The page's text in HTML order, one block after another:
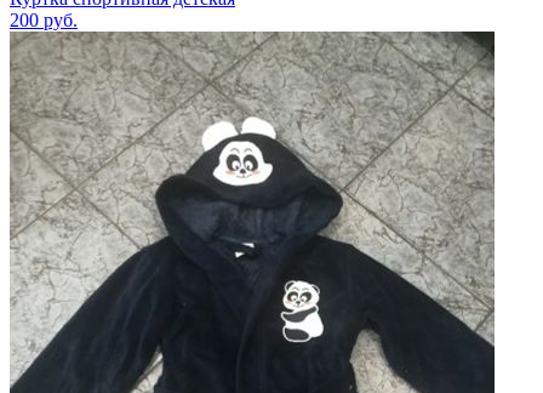
200 руб.